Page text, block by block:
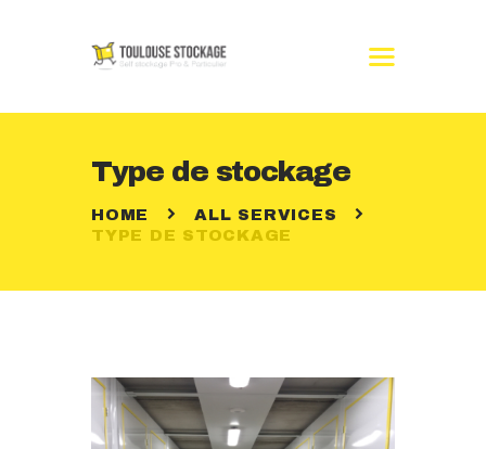
Type de stockage
HOME
ALL SERVICES
TYPE DE STOCKAGE
ACCUEIL
TARIFS
MARCHE ?